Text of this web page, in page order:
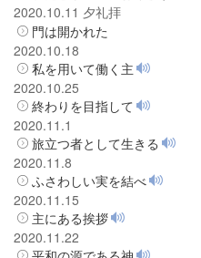
2020.10.11 夕礼拝
門は開かれた
2020.10.18
私を用いて働く主
2020.10.25
終わりを目指して
2020.11.1
旅立つ者として生きる
2020.11.8
ふさわしい実を結べ
2020.11.15
主にある挨拶
2020.11.22